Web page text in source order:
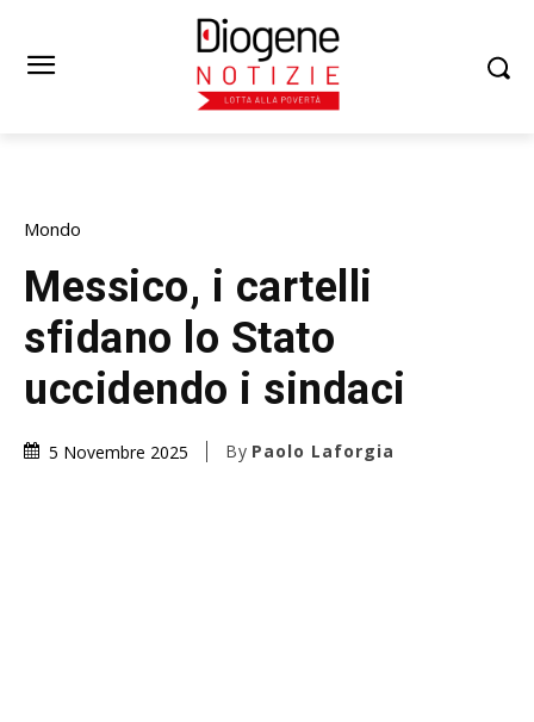
Mondo
Messico, i cartelli
sfidano lo Stato
uccidendo i sindaci
5 Novembre 2025 By Paolo Laforgia